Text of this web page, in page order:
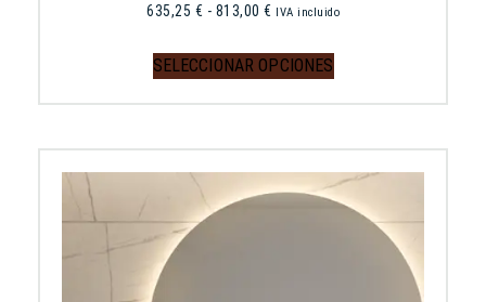
635,25 € - 813,00 € IVA incluido
SELECCIONAR OPCIONES